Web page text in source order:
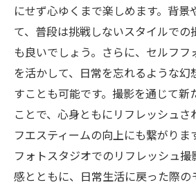
にせず心ゆくまで楽しめます。背景
て、普段は挑戦しないスタイルでの
も良いでしょう。さらに、セルフフ
を活かして、日常を忘れるような幻
すことも可能です。撮影を通じて新
ことで、心身ともにリフレッシュ
フエスティームの向上にも繋がりま
フォトスタジオでのリフレッシュ
感とともに、日常生活に戻った際の